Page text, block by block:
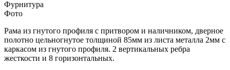
Фурнитура
Фото
Рама из гнутого профиля с притвором и наличником, дверное
полотно цельногнутое толщиной 85мм из листа металла 2мм c
каркасом из гнутого профиля. 2 вертикальных ребра
жесткости и 8 горизонтальных.